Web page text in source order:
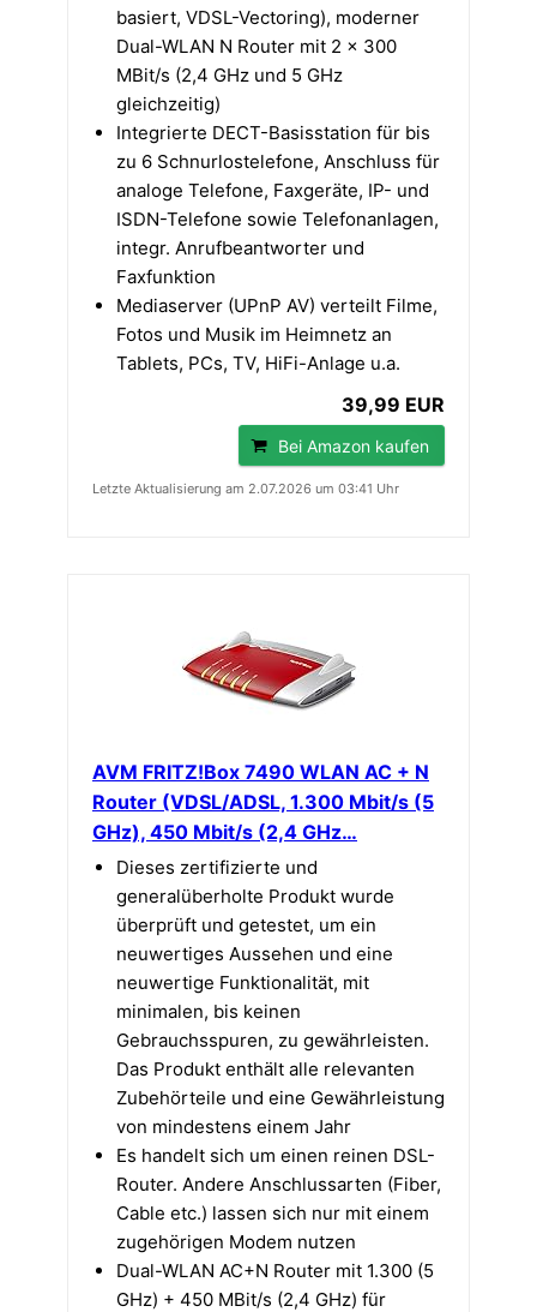
basiert, VDSL-Vectoring), moderner
Dual-WLAN N Router mit 2 x 300
MBit/s (2,4 GHz und 5 GHz
gleichzeitig)
Integrierte DECT-Basisstation für bis
zu 6 Schnurlostelefone, Anschluss für
analoge Telefone, Faxgeräte, IP- und
ISDN-Telefone sowie Telefonanlagen,
integr. Anrufbeantworter und
Faxfunktion
Mediaserver (UPnP AV) verteilt Filme,
Fotos und Musik im Heimnetz an
Tablets, PCs, TV, HiFi-Anlage u.a.
39,99 EUR
Bei Amazon kaufen
Letzte Aktualisierung am 2.07.2026 um 03:41 Uhr
AVM FRITZ!Box 7490 WLAN AC + N
Router (VDSL/ADSL, 1.300 Mbit/s (5
GHz), 450 Mbit/s (2,4 GHz…
Dieses zertifizierte und
generalüberholte Produkt wurde
überprüft und getestet, um ein
neuwertiges Aussehen und eine
neuwertige Funktionalität, mit
minimalen, bis keinen
Gebrauchsspuren, zu gewährleisten.
Das Produkt enthält alle relevanten
Zubehörteile und eine Gewährleistung
von mindestens einem Jahr
Es handelt sich um einen reinen DSL-
Router. Andere Anschlussarten (Fiber,
Cable etc.) lassen sich nur mit einem
zugehörigen Modem nutzen
Dual-WLAN AC+N Router mit 1.300 (5
GHz) + 450 MBit/s (2,4 GHz) für